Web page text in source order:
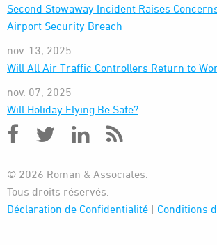
Second Stowaway Incident Raises
Airport Security Breach
nov. 13, 2025
Will All Air Traffic Controllers Return to
nov. 07, 2025
Will Holiday Flying Be Safe?
© 2026 Roman & Associates.
Tous droits réservés.
Déclaration de Confidentialité
Conditions